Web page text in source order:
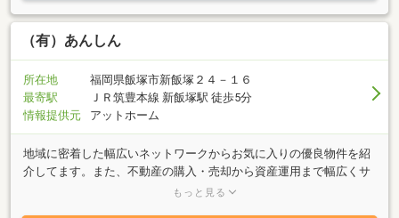
（有）あんしん
所在地
福岡県飯塚市新飯塚２４－１６
最寄駅
ＪＲ筑豊本線 新飯塚駅 徒歩5分
情報提供元
アットホーム
地域に密着した幅広いネットワークからお気に入りの優良物件を紹
介してます。また、不動産の購入・売却から資産運用まで幅広くサ
ポート致します。常にマーケティング・ニーズを考え、豊富な経験
もっと見る